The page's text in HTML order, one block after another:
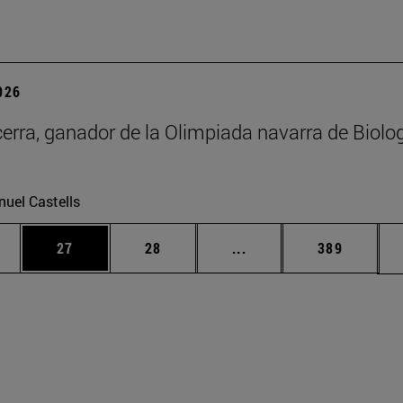
ganador de la Olimpiada navarra de
Castells
Use TAB para desplazarse.
Página
27 Página
28 ... Páginas intermedias
Página
389